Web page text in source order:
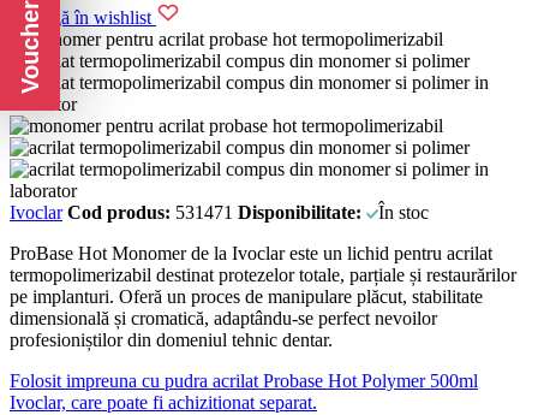
Adaugă în wishlist
Ivoclar Cod produs: 531471 Disponibilitate:
În stoc
ProBase Hot Monomer de la Ivoclar este un lichid pentru acrilat
termopolimerizabil destinat protezelor totale, parțiale și restaurărilor
pe implanturi. Oferă un proces de manipulare plăcut, stabilitate
dimensională și cromatică, adaptându-se perfect nevoilor
profesioniștilor din domeniul tehnic dentar.
Folosit impreuna cu pudra acrilat Probase Hot Polymer 500ml
Ivoclar, care poate fi achizitionat separat.